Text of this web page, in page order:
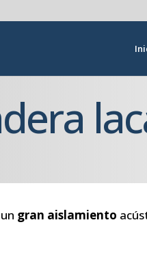
gran aislamiento